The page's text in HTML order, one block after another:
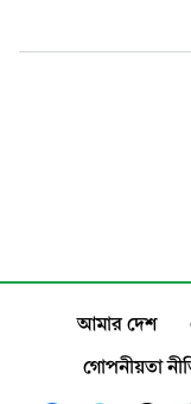
আমার দেশ
গোপনীয়তা